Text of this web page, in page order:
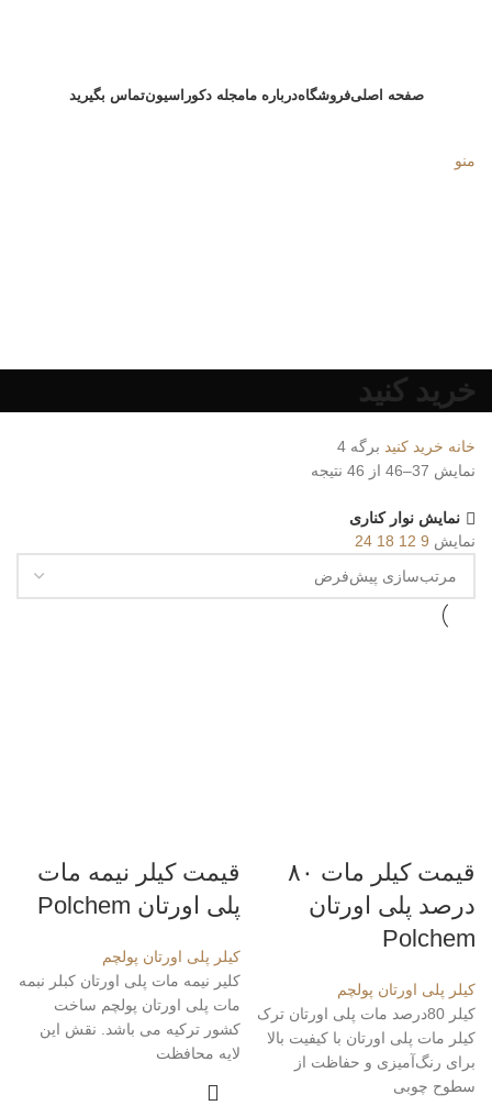
صفحه اصلیفروشگاهدرباره مامجله دکوراسیونتماس بگیرید
منو
خرید کنید
خانه خرید کنید برگه 4
نمایش 37–46 از 46 نتیجه
نمایش نوار کناری
نمایش 9
12
18
24
قیمت کیلر مات ۸۰
درصد پلی اورتان
Polchem
کیلر پلی اورتان پولچم
کیلر 80درصد مات پلی اورتان ترک
کیلر مات پلی اورتان با کیفیت بالا
برای رنگ‌آمیزی و حفاظت از
سطوح چوبی
قیمت کیلر نیمه مات
پلی اورتان Polchem
کیلر پلی اورتان پولچم
کلیر نیمه مات پلی اورتان کبلر نبمه
مات پلی اورتان پولچم ساخت
کشور ترکیه می باشد. نقش این
لایه محافظت